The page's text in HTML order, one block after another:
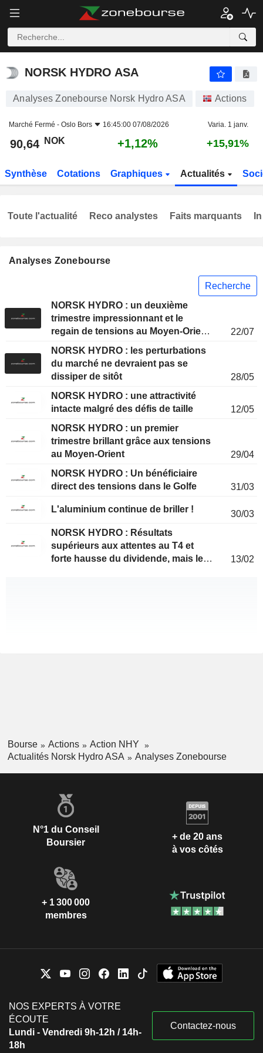
NORSK HYDRO ASA
NORSK HYDRO ASA
Analyses Zonebourse Norsk Hydro ASA Actions
Marché Fermé - Oslo Bors 16:45:00 07/08/2026 Varia. 1 janv.
90,64 NOK +1,12% +15,91%
Synthèse Cotations Graphiques Actualités
Analyses Zonebourse
Recherche
NORSK HYDRO : un deuxième
trimestre impressionnant et le
regain de tensions au Moyen-Orient
22/07
NORSK HYDRO : les perturbations
du marché ne devraient pas se
dissiper de sitôt
28/05
NORSK HYDRO : une attractivité
intacte malgré des défis de taille
12/05
NORSK HYDRO : un premier
trimestre brillant grâce aux tensions
au Moyen-Orient
29/04
NORSK HYDRO : Un bénéficiaire
direct des tensions dans le Golfe
31/03
L'aluminium continue de briller !
30/03
NORSK HYDRO : Résultats
supérieurs aux attentes au T4 et
forte hausse du dividende, mais les
13/02
Toute l'actualité Reco analystes Faits marquants
Bourse Actions
Action NHY
Actualités Norsk Hydro ASA
Analyses Zonebourse
N°1 du Conseil
Boursier
+ de 20 ans
à vos côtés
+ 1 300 000
membres
NOS EXPERTS À VOTRE
ÉCOUTE
Lundi - Vendredi 9h-12h / 14h-
18h
Contactez-nous